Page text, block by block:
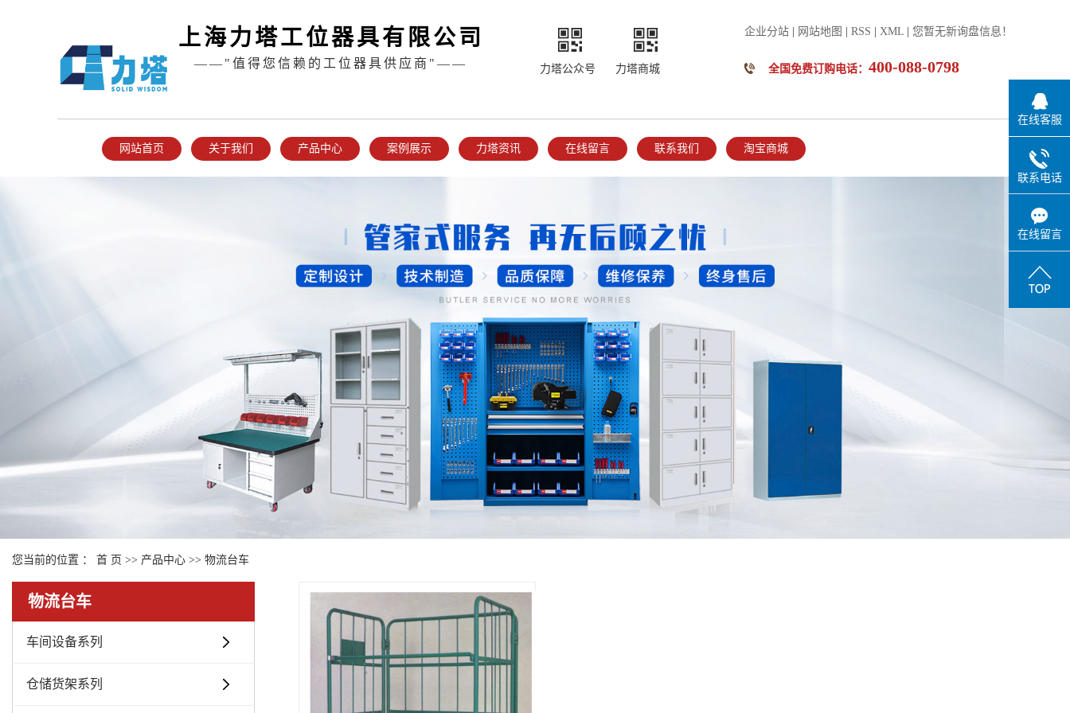
上海力塔工位器具有限公司
——"值得您信赖的工位器具供应商"—— 力塔公众号 力塔商城
企业分站 网站地图 RSS XML 您暂无新询盘信息！
全国免费订购电话： 400-088-0798
网站首页 关于我们 产品中心 案例展示 力塔资讯 在线留言 联系我们 淘宝商城
您当前的位置 ： 首 页 >> 产品中心 >> 物流台车
物流台车
车间设备系列
仓储货架系列
在线客服
联系电话
在线留言